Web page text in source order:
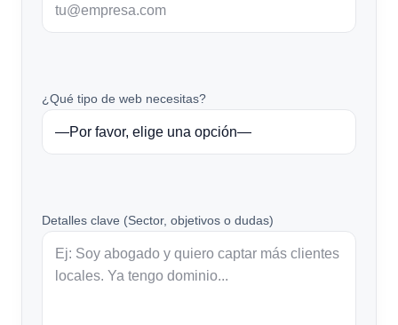
¿Qué tipo de web necesitas?
Detalles clave (Sector, objetivos o dudas)